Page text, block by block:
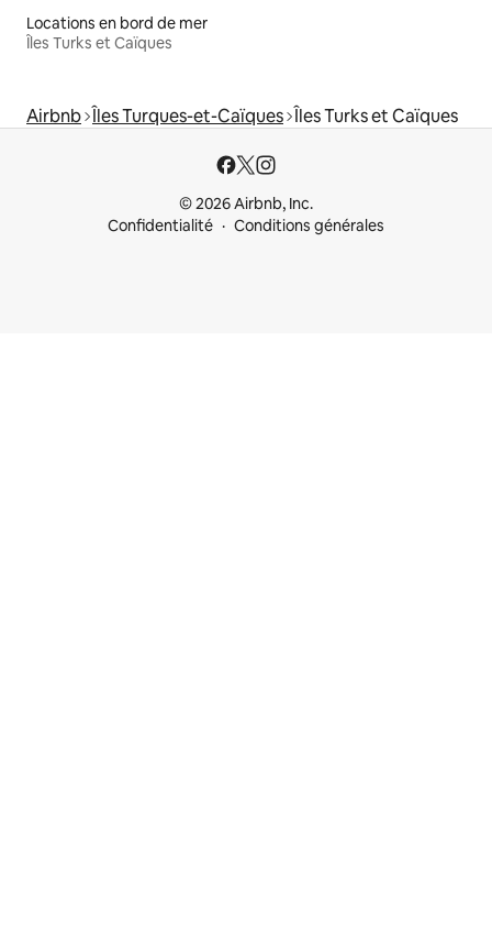
Locations en bord de mer
Îles Turks et Caïques
Airbnb Îles Turques-et-Caïques Îles Turks et Caïques
© 2026 Airbnb, Inc.
Confidentialité
Conditions générales